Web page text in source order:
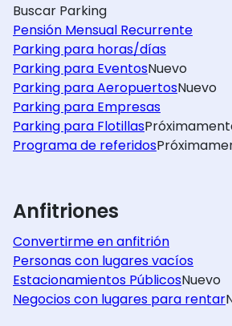
Buscar Parking
Pensión Mensual Recurrente
Parking para horas/días
Parking para EventosNuevo
Parking para AeropuertosNuevo
Parking para Empresas
Parking para Flotillas
Programa de referidos
Anfitriones
Convertirme en anfitrión
Personas con lugares vacíos
Estacionamientos PúblicosNuevo
Negocios con lugares para rentar